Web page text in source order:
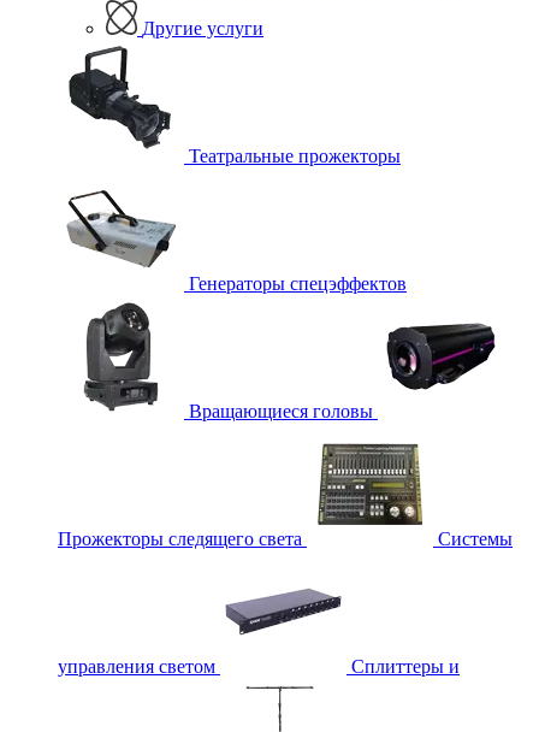
Другие услуги
Театральные прожекторы
Генераторы спецэффектов
Вращающиеся головы
Прожекторы следящего света Системы
управления светом Сплиттеры и